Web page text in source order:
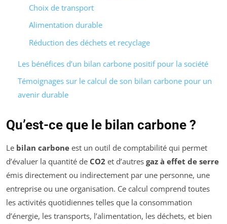
Choix de transport
Alimentation durable
Réduction des déchets et recyclage
Les bénéfices d’un bilan carbone positif pour la société
Témoignages sur le calcul de son bilan carbone pour un
avenir durable
Qu’est-ce que le bilan carbone ?
Le bilan carbone est un outil de comptabilité qui permet
d’évaluer la quantité de CO2 et d’autres gaz à effet de serre
émis directement ou indirectement par une personne, une
entreprise ou une organisation. Ce calcul comprend toutes
les activités quotidiennes telles que la consommation
d’énergie, les transports, l’alimentation, les déchets, et bien